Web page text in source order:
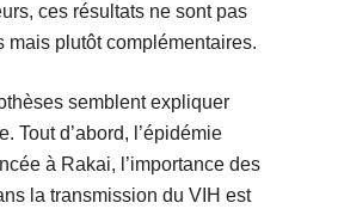
ces résultats ne sont pas
mais plutôt complémentaires.
semblent expliquer
Tout d’abord, l’épidémie
à Rakai, l’importance des
la transmission du VIH est